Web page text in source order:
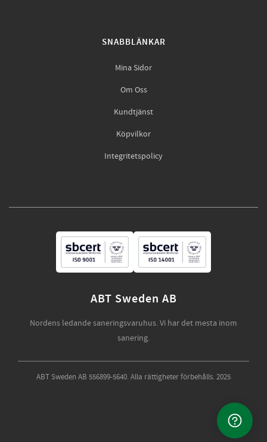
SNABBLÄNKAR
Mina Sidor
Om Oss
Kundtjänst
Köpvilkor
Integritetspolicy
ABT Sweden AB
Nordens ledande saneringsvaruhus. Vi har det mesta inom
sanering.
ABT Sweden AB 556899-5640. Alla rättigheter förbehålls. 2025